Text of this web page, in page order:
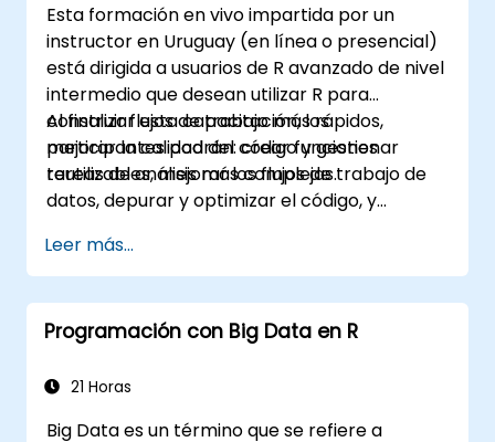
Esta formación en vivo impartida por un
instructor en Uruguay (en línea o presencial)
está dirigida a usuarios de R avanzado de nivel
intermedio que desean utilizar R para
construir flujos de trabajo más rápidos,
mejorar la calidad del código y gestionar
tareas de análisis más complejas.
Al finalizar esta capacitación, los
participantes podrán: crear funciones
reutilizables, mejorar los flujos de trabajo de
datos, depurar y optimizar el código, y
Leer más...
Programación con Big Data en R
21 Horas
Big Data es un término que se refiere a